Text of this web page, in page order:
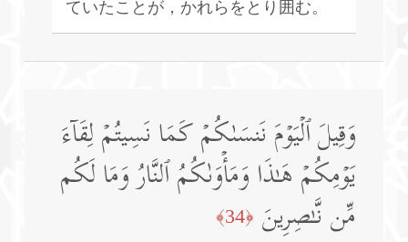
ていたことが，かれらをとり囲む。
وَقِیلَ ٱلۡیَوۡمَ نَنسَىٰكُمۡ كَمَا نَسِیتُمۡ لِقَاۤءَ
یَوۡمِكُمۡ هَـٰذَا وَمَأۡوَىٰكُمُ ٱلنَّارُ وَمَا لَكُم
مِّن نَّـٰصِرِینَ ﴿34﴾